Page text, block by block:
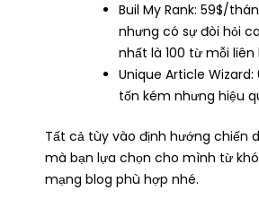
Buil My Rank: 59$/
nhưng có sự đòi hỏi
nhất là 100 từ mỗi liên
Unique Article
tốn kém nhưng hiệu
Tất cả tùy vào định hướng chiến
mà bạn lựa chọn cho mình từ
mạng blog phù hợp nhé.